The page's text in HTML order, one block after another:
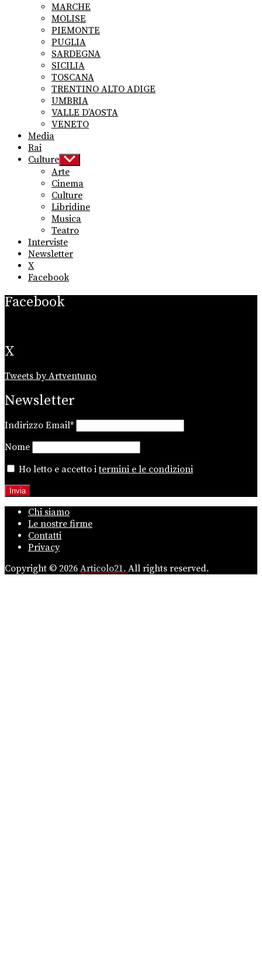
MARCHE
MOLISE
PIEMONTE
PUGLIA
SARDEGNA
SICILIA
TOSCANA
TRENTINO ALTO ADIGE
UMBRIA
VALLE D’AOSTA
VENETO
Media
Rai
Culture Show
sub
menu
Arte
Cinema
Culture
Libridine
Musica
Teatro
Interviste
Newsletter
X
Facebook
Facebook
X
Tweets by Artventuno
Newsletter
Indirizzo Email*
Nome
Ho letto e accetto itermini e le condizioni
Chi siamo
Le nostre firme
Contatti
Privacy
Copyright © 2026 Articolo21. All rights reserved.